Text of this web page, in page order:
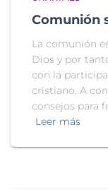
Comunión
La comunión
Dios y por
con la
cristiano. A
consejos para
Leer más